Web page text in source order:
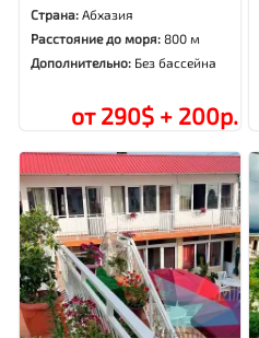
Страна:Абхазия
Расстояние до моря:800 м
Дополнительно: Без бассейна
от 290$ + 200р.